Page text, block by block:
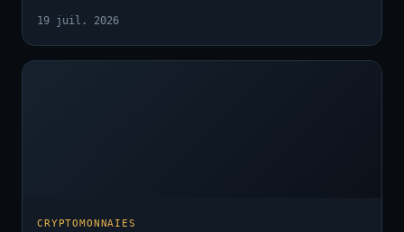
19 juil. 2026
CRYPTOMONNAIES